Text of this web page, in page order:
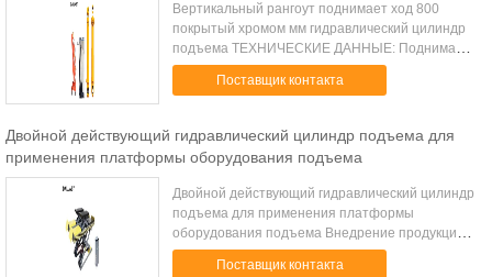
Вертикальный рангоут поднимает ход 800
покрытый хромом мм гидравлический цилиндр
подъема ТЕХНИЧЕСКИЕ ДАННЫЕ: Поднимаясь
емкость 3000кг/6600Лбс Высота Макс.лифтинг
1000мм Мин.хайгхт 105мм Поднимаясь время
Поставщик контакта
Двойной действующий гидравлический цилиндр подъема для
применения платформы оборудования подъема
Двойной действующий гидравлический цилиндр
подъема для применения платформы
оборудования подъема Внедрение продукции:
КО. Лтд. технологии Шэньчжэня ДАЛЛАСТ,
предложения дизайн цилиндра подъема
Поставщик контакта